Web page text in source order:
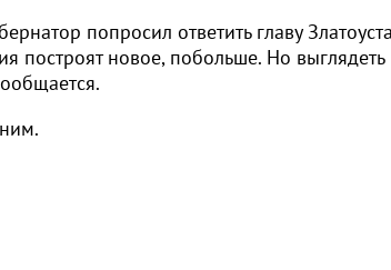
попросил ответить главу
построят новое, побольше. Но